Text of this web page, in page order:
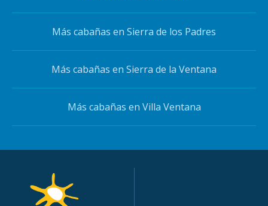
Más cabañas en Sierra de los Padres
Más cabañas en Sierra de la Ventana
Más cabañas en Villa Ventana